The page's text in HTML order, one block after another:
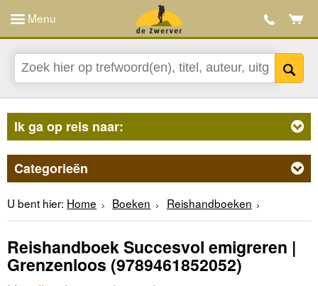
Menu
Ik ga op reis naar:
Categorieën
U bent hier: Home Boeken Reishandboeken
Reishandboek Succesvol emigreren |
Grenzenloos (9789461852052)